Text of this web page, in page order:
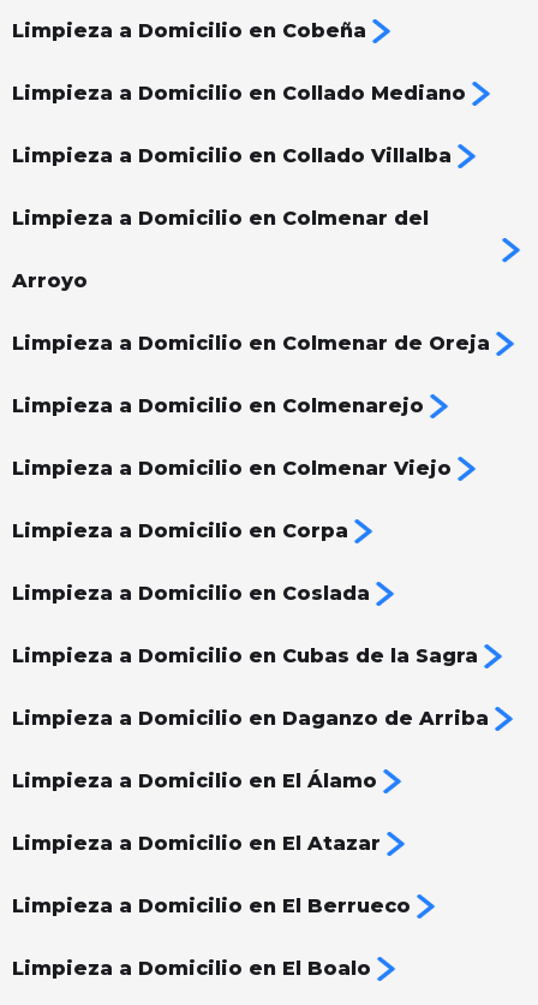
Limpieza a Domicilio en Cobeña
Limpieza a Domicilio en Collado Mediano
Limpieza a Domicilio en Collado Villalba
Limpieza a Domicilio en Colmenar del
Arroyo
Limpieza a Domicilio en Colmenar de Oreja
Limpieza a Domicilio en Colmenarejo
Limpieza a Domicilio en Colmenar Viejo
Limpieza a Domicilio en Corpa
Limpieza a Domicilio en Coslada
Limpieza a Domicilio en Cubas de la Sagra
Limpieza a Domicilio en Daganzo de Arriba
Limpieza a Domicilio en El Álamo
Limpieza a Domicilio en El Atazar
Limpieza a Domicilio en El Berrueco
Limpieza a Domicilio en El Boalo